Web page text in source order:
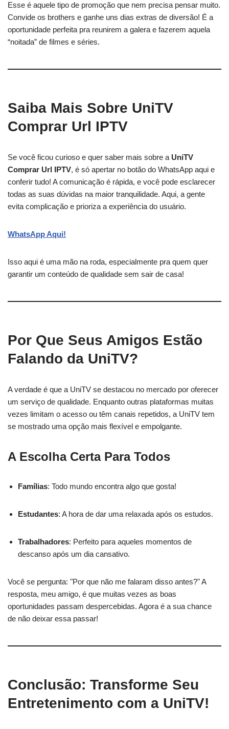
Esse é aquele tipo de promoção que nem precisa pensar muito.
Convide os brothers e ganhe uns dias extras de diversão! É a
oportunidade perfeita pra reunirem a galera e fazerem aquela
“noitada” de filmes e séries.
Saiba Mais Sobre UniTV
Comprar Url IPTV
Se você ficou curioso e quer saber mais sobre a UniTV
Comprar Url IPTV, é só apertar no botão do WhatsApp aqui e
conferir tudo! A comunicação é rápida, e você pode esclarecer
todas as suas dúvidas na maior tranquilidade. Aqui, a gente
evita complicação e prioriza a experiência do usuário.
WhatsApp Aqui!
Isso aqui é uma mão na roda, especialmente pra quem quer
garantir um conteúdo de qualidade sem sair de casa!
Por Que Seus Amigos Estão
Falando da UniTV?
A verdade é que a UniTV se destacou no mercado por oferecer
um serviço de qualidade. Enquanto outras plataformas muitas
vezes limitam o acesso ou têm canais repetidos, a UniTV tem
se mostrado uma opção mais flexível e empolgante.
A Escolha Certa Para Todos
Famílias: Todo mundo encontra algo que gosta!
Estudantes: A hora de dar uma relaxada após os estudos.
Trabalhadores: Perfeito para aqueles momentos de
descanso após um dia cansativo.
Você se pergunta: "Por que não me falaram disso antes?" A
resposta, meu amigo, é que muitas vezes as boas
oportunidades passam despercebidas. Agora é a sua chance
de não deixar essa passar!
Conclusão: Transforme Seu
Entretenimento com a UniTV!